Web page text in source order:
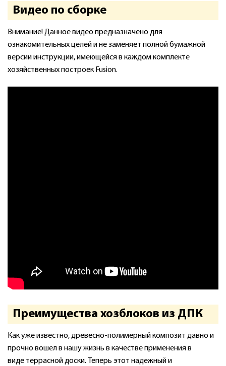
Видео по сборке
Внимание! Данное видео предназначено для
ознакомительных целей и не заменяет полной бумажной
версии инструкции, имеющейся в каждом комплекте
хозяйственных построек Fusion.
Преимущества хозблоков из ДПК
Как уже известно, древесно-полимерный композит давно и
прочно вошел в нашу жизнь в качестве применения в
виде террасной доски. Теперь этот надежный и